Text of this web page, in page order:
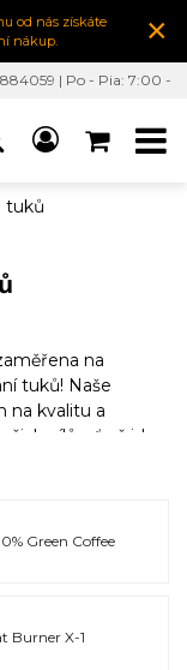
od nás získáte
nákup.
×
| Po - Pia: 7:00 -
tuků
na
tuků! Naše
na kvalitu a
cílů, ať už jde o
hladinu energie a
a posuňte své
Green Coffee
Burner X-1